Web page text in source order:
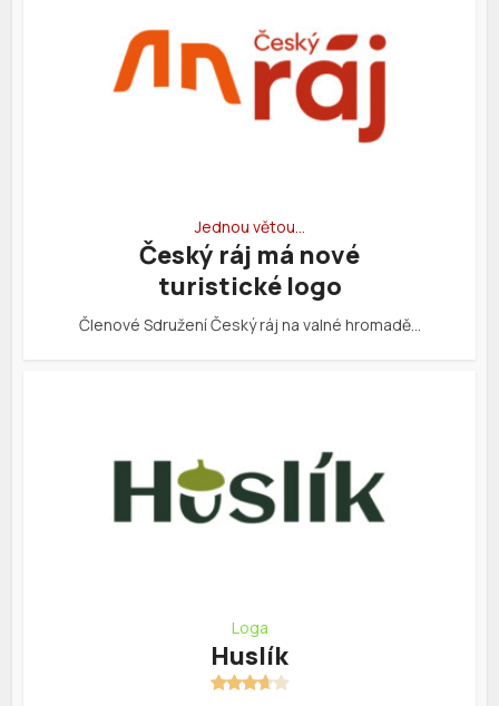
Jednou větou…
Český ráj má nové
turistické logo
Členové Sdružení Český ráj na valné hromadě…
Loga
Huslík